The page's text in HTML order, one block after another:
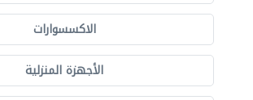
الاكسسوارات
الأجهزة المنزلية